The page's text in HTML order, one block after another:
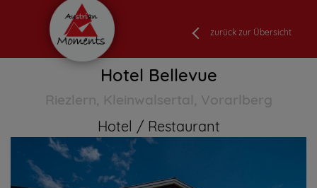
zurück zur Übersicht
Hotel Bellevue
Riezlern, Kleinwalsertal, Vorarlberg
Hotel Restaurant